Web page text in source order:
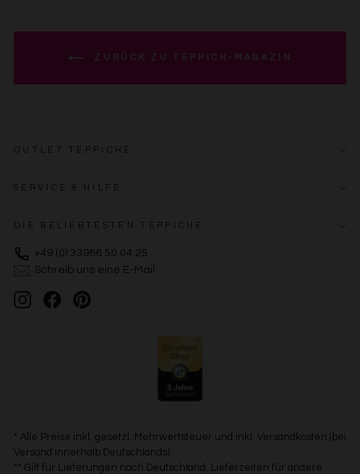
ZURÜCK ZU TEPPICH-MAGAZIN
OUTLET TEPPICHE
SERVICE & HILFE
DIE BELIEBTESTEN TEPPICHE
+49 (0) 33986 50 04 25
Schreib uns eine E-Mail
InstagramFacebookPinterest
* Alle Preise inkl. gesetzl. Mehrwertsteuer und inkl. Versandkosten (bei
Versand innerhalb Deutschlands).
** Gilt für Lieferungen nach Deutschland. Lieferzeiten für andere